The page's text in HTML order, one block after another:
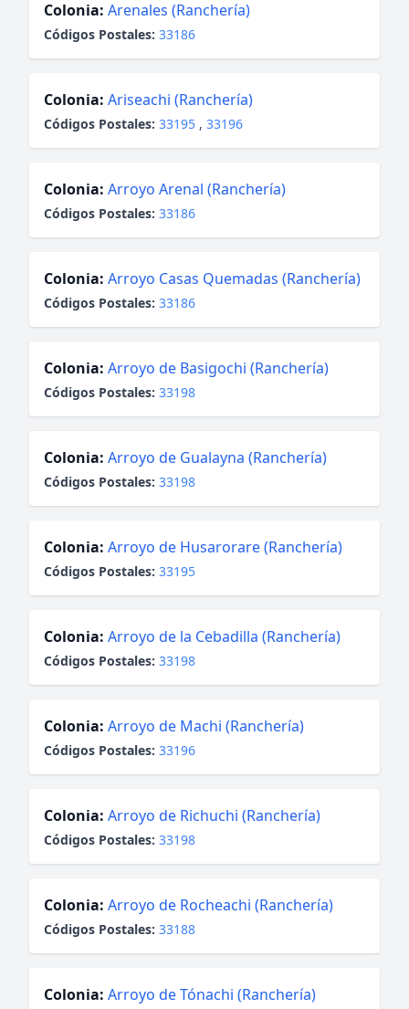
Colonia: Arenales (Ranchería)
Códigos Postales: 33186
Colonia: Ariseachi (Ranchería)
Códigos Postales: 33195 , 33196
Colonia: Arroyo Arenal (Ranchería)
Códigos Postales: 33186
Colonia: Arroyo Casas Quemadas (Ranchería)
Códigos Postales: 33186
Colonia: Arroyo de Basigochi (Ranchería)
Códigos Postales: 33198
Colonia: Arroyo de Gualayna (Ranchería)
Códigos Postales: 33198
Colonia: Arroyo de Husarorare (Ranchería)
Códigos Postales: 33195
Colonia: Arroyo de la Cebadilla (Ranchería)
Códigos Postales: 33198
Colonia: Arroyo de Machi (Ranchería)
Códigos Postales: 33196
Colonia: Arroyo de Richuchi (Ranchería)
Códigos Postales: 33198
Colonia: Arroyo de Rocheachi (Ranchería)
Códigos Postales: 33188
Colonia: Arroyo de Tónachi (Ranchería)